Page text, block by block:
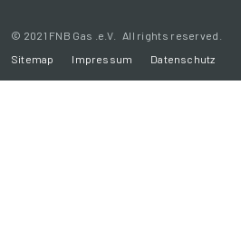
© 2021 FNB Gas .e.V. All rights reserved.
Sitemap
Impressum Datenschutz